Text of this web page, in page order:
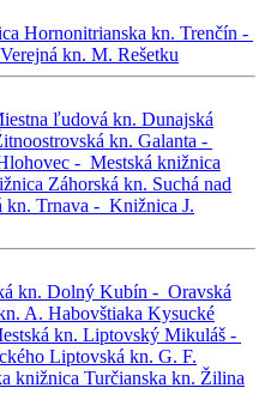
Hornonitrianska kn. Trenčín -
Verejná kn. M. Rešetku
ľudová kn. Dunajská
kn. Galanta -
- Mestská knižnica
Záhorská kn. Suchá nad
kn. Trnava - Knižnica J.
kn. Dolný Kubín - Oravská
A. Habovštiaka Kysucké
kn. Liptovský Mikuláš -
Liptovská kn. G. F.
knižnica Turčianska kn. Žilina